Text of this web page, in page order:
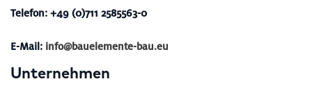
Telefon: +49 (0)711 2585563-0
E-Mail: info@bauelemente-bau.eu
Unternehmen